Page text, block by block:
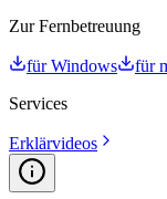
Zur Fernbetreuung
für Windows
für
Services
Erklärvideos